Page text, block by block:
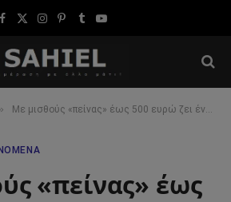
Facebook
X
Instagram
Pinterest
TumblrYouTube
Με μισθούς «πείνας» έως 500 ευρώ ζει ένας στους πέντε εργαζόμενους
«πείνας» έως